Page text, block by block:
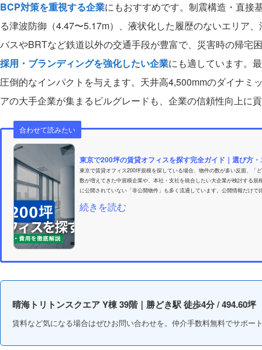
BCP対策を重視する企業にもおすすめです。制震構造・直接
る津波防御（4.47〜5.17m）、液状化した履歴のないエリア
バスやBRTなど鉄道以外の交通手段が豊富で、災害時の帰宅
採用・ブランディングを強化したい企業にも適しています。
圧倒的なインパクトを与えます。天井高4,500mmのダイナ
アの大手企業が集まるビルグレードも、企業の信頼性向上に
合わせて読みたい
東京で200坪の賃貸オフィスを探す完全ガイド｜選び方
東京で賃貸オフィス200坪規模を探している場合、物件の数が多い反面、
数が増えてきた中規模企業や、本社・支社を統合したい大企業が検討する
に公開されていない「非公開物件」も多く流通しています。公開情報だけ
続きを読む
晴海トリトンスクエア Y棟 39階｜勝どき駅 徒歩4分 / 494.60坪
賃料など気になる場合はぜひお問い合わせを。仲介手数料無料でサポー